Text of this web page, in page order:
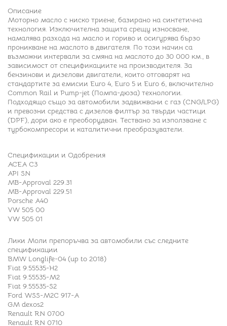
Описание
Моторно масло с ниско триене, базирано на синтетична
технология. Изключителна защита срещу износване,
намалява разхода на масло и гориво и осигурява бързо
проникване на маслото в двигателя. По този начин са
възможни интервали за смяна на маслото до 30 000 км., в
зависимост от спецификациите на производителя. За
бензинови и дизелови двигатели, които отговарят на
стандартите за емисии Euro 4, Euro 5 и Euro 6, включително
Common Rail и Pump-jet (Помпа-дюза) технологии.
Подходящо също за автомобили задвижвани с газ (CNG/LPG)
и превозни средства с дизелов филтър за твърди частици
(DPF), дори ако е преоборудван. Тествано за използване с
турбокомпресори и каталитични преобразуватели.
Спецификации и Одобрения
ACEA C3
API SN
MB-Approval 229.31
MB-Approval 229.51
Porsche A40
VW 505 00
VW 505 01
Лики Моли препоръчва за автомобили със следните
спецификации
BMW Longlife-04 (up to 2018)
Fiat 9.55535-H2
Fiat 9.55535-M2
Fiat 9.55535-S2
Ford WSS-M2C 917-A
GM dexos2
Renault RN 0700
Renault RN 0710